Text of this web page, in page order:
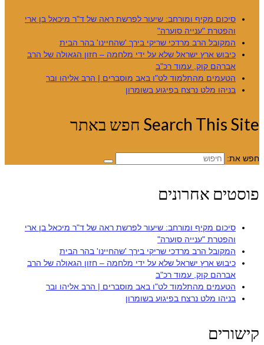
סיכום מקיף ומורחב: שיעור לפרשת ראה של ד"ר מיכאל בן ארי
והפטרת "ענייה סוערה"
המקובל הרב מרדכי שריקי בירך 'שהחיינו' בהר הבית
כיבוש ארץ ישראל שלא על ידי מלחמה – חזון הגאולה של הרב
אברהם קוק, עמוד רכ"ב
הטעמים מהתלמוד לט"ו באב מוסברים | הרב אליהו ובר
בניהו מלט נרצח בפיגוע בשומרון
Search This Site חפש באתר
חפש את:
פוסטים אחרונים
סיכום מקיף ומורחב: שיעור לפרשת ראה של ד"ר מיכאל בן ארי
והפטרת "ענייה סוערה"
המקובל הרב מרדכי שריקי בירך 'שהחיינו' בהר הבית
כיבוש ארץ ישראל שלא על ידי מלחמה – חזון הגאולה של הרב
אברהם קוק, עמוד רכ"ב
הטעמים מהתלמוד לט"ו באב מוסברים | הרב אליהו ובר
בניהו מלט נרצח בפיגוע בשומרון
קישורים